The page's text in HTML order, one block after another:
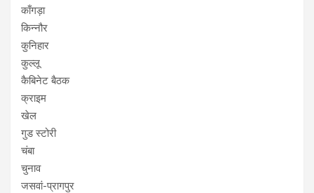
काँगड़ा
किन्नौर
कुनिहार
कुल्लू
कैबिनेट बैठक
क्राइम
खेल
गुड स्टोरी
चंबा
चुनाव
जसवां-प्रागपुर